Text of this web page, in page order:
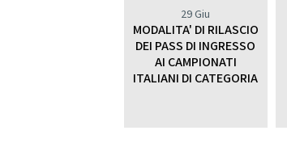
29 Giu
MODALITA' DI RILASCIO
DEI PASS DI INGRESSO
AI CAMPIONATI
ITALIANI DI CATEGORIA